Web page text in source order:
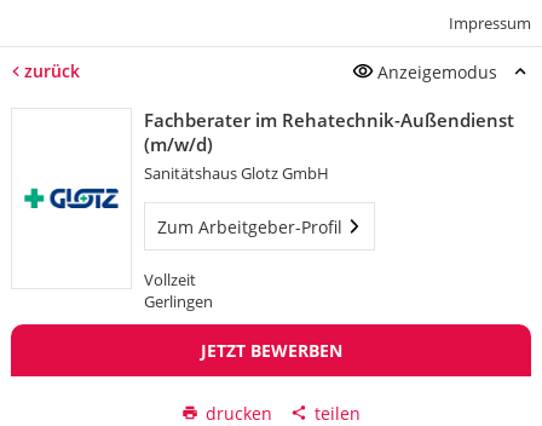
Impressum
zurück Anzeigemodus
Fachberater im Rehatechnik-Außendienst
(m/w/d)
Sanitätshaus Glotz GmbH
Zum Arbeitgeber-Profil
Vollzeit
Gerlingen
JETZT BEWERBEN
drucken teilen